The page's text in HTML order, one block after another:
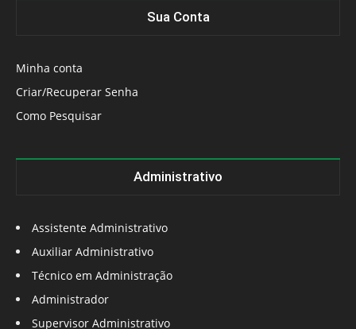
Sua Conta
Minha conta
Criar/Recuperar Senha
Como Pesquisar
Administrativo
Assistente Administrativo
Auxiliar Administrativo
Técnico em Administração
Administrador
Supervisor Administrativo